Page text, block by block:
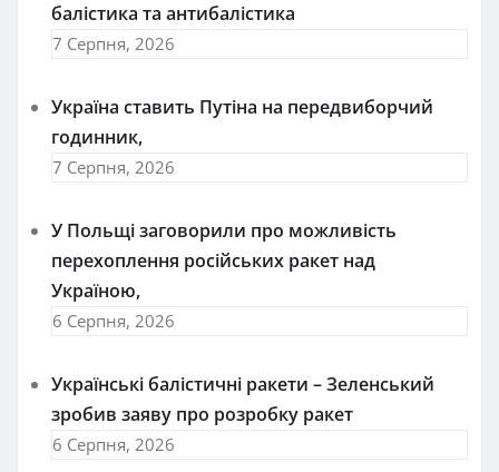
балістика та антибалістика
7 Серпня, 2026
Україна ставить Путіна на передвиборчий
годинник,
7 Серпня, 2026
У Польщі заговорили про можливість
перехоплення російських ракет над
Україною,
6 Серпня, 2026
Українські балістичні ракети – Зеленський
зробив заяву про розробку ракет
6 Серпня, 2026